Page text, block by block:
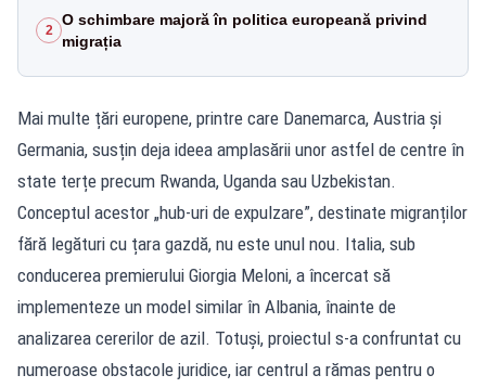
2
O schimbare majoră în politica europeană privind
migrația
Mai multe țări europene, printre care Danemarca, Austria și
Germania, susțin deja ideea amplasării unor astfel de centre în
state terțe precum Rwanda, Uganda sau Uzbekistan.
Conceptul acestor „hub-uri de expulzare”, destinate migranților
fără legături cu țara gazdă, nu este unul nou. Italia, sub
conducerea premierului Giorgia Meloni, a încercat să
implementeze un model similar în Albania, înainte de
analizarea cererilor de azil. Totuși, proiectul s-a confruntat cu
numeroase obstacole juridice, iar centrul a rămas pentru o